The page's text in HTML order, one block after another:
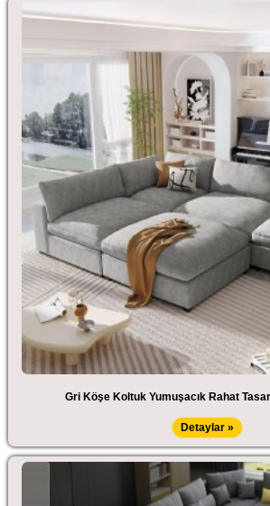
Gri Köşe Koltuk Yumuşacık Rahat
Detaylar »